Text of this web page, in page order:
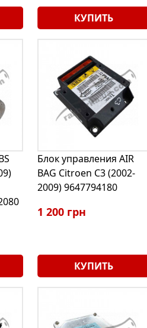
КУПИТЬ
Блок управления AIR
BAG Citroen C3 (2002-
2009) 9647794180
1 200 грн
КУПИТЬ